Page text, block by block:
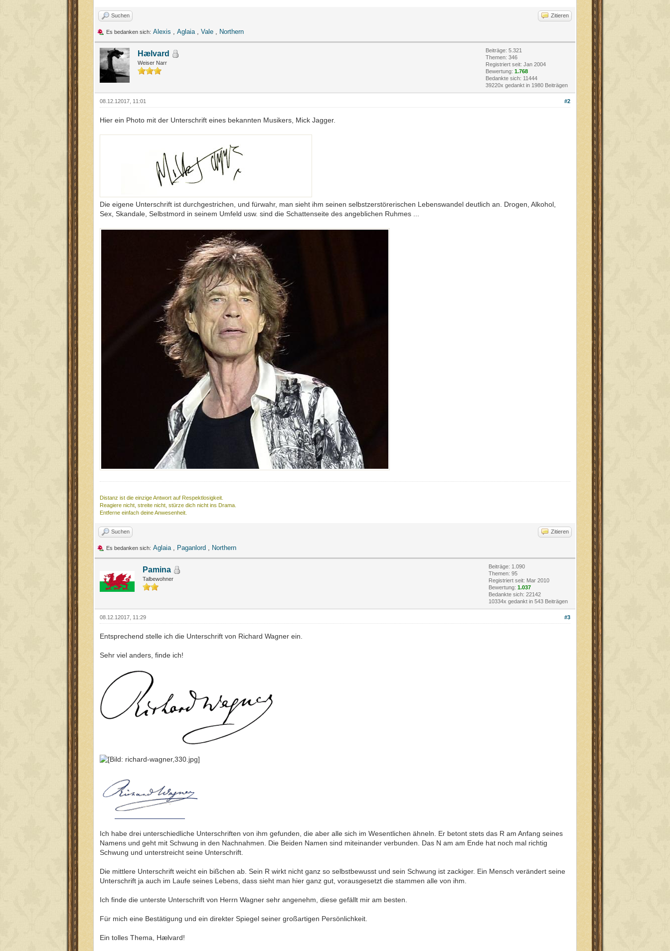
Suchen Zitieren
Es bedanken sich: Alexis , Aglaia, Vale , Northern
Hælvard
Weiser Narr
Beiträge: 5.321
Themen: 346
Registriert seit: Jan 2004
Bewertung: 1.768
Bedankte sich: 11444
39220x gedankt in 1980 Beiträgen
#2
08.12.12017, 11:01
Hier ein Photo mit der Unterschrift eines bekannten Musikers, Mick Jagger.
Die eigene Unterschrift ist durchgestrichen, und fürwahr, man sieht ihm seinen selbstzerstörerischen Lebenswandel deutlich an. Drogen, Alkohol,
Sex, Skandale, Selbstmord in seinem Umfeld usw. sind die Schattenseite des angeblichen Ruhmes ...
Distanz ist die einzige Antwort auf Respektlosigkeit.
Reagiere nicht, streite nicht, stürze dich nicht ins Drama.
Entferne einfach deine Anwesenheit.
Suchen Zitieren
Es bedanken sich: Aglaia, Paganlord , Northern
Pamina
Talbewohner
Beiträge: 1.090
Themen: 95
Registriert seit: Mar 2010
Bewertung: 1.037
Bedankte sich: 22142
10334x gedankt in 543 Beiträgen
#3
08.12.12017, 11:29
Entsprechend stelle ich die Unterschrift von Richard Wagner ein.
Sehr viel anders, finde ich!
Ich habe drei unterschiedliche Unterschriften von ihm gefunden, die aber alle sich im Wesentlichen ähneln. Er betont stets das R am Anfang seines
Namens und geht mit Schwung in den Nachnahmen. Die Beiden Namen sind miteinander verbunden. Das N am am Ende hat noch mal richtig
Schwung und unterstreicht seine Unterschrift.
Die mittlere Unterschrift weicht ein bißchen ab. Sein R wirkt nicht ganz so selbstbewusst und sein Schwung ist zackiger. Ein Mensch verändert seine
Unterschrift ja auch im Laufe seines Lebens, dass sieht man hier ganz gut, vorausgesetzt die stammen alle von ihm.
Ich finde die unterste Unterschrift von Herrn Wagner sehr angenehm, diese gefällt mir am besten.
Für mich eine Bestätigung und ein direkter Spiegel seiner großartigen Persönlichkeit.
Ein tolles Thema, Hælvard!